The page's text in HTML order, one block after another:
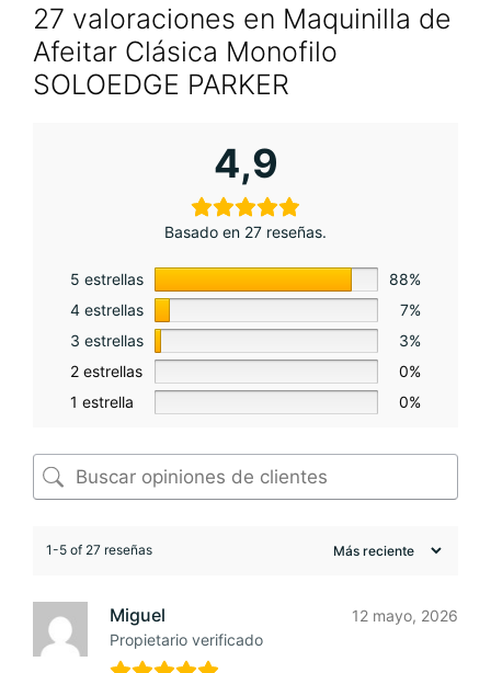
27 valoraciones en Maquinilla de
Afeitar Clásica Monofilo
SOLOEDGE PARKER
4,9
Basado en 27 reseñas.
5 estrellas
88%
4 estrellas
7%
3 estrellas
3%
2 estrellas
0%
1 estrella
0%
1-5 of 27 reseñas
Miguel
Propietario verificado
12 mayo, 2026